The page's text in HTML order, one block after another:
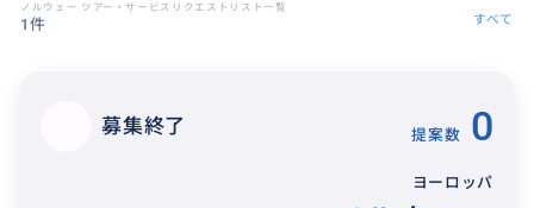
ノルウェー ツアー・サービスリクエストリスト一覧
1件 すべて
募集終了 提案数 0
ヨーロッパ